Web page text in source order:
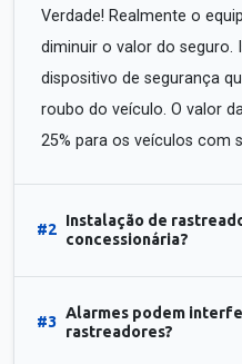
Verdade! Realmente o
diminuir o valor do seguro.
dispositivo de segurança
roubo do veículo. O valor
25% para os veículos com
#2
Instalação de
concessionária?
#3
Alarmes podem
rastreadores?